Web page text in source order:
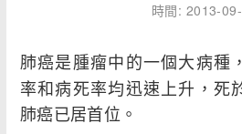
綜合
疾病
時間: 2013-
肺癌是腫瘤中的一個大病種
率和病死率均迅速上升，死
肺癌已居首位。